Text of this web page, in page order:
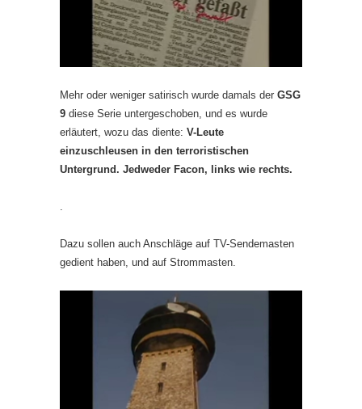
Mehr oder weniger satirisch wurde damals der GSG
9 diese Serie untergeschoben, und es wurde
erläutert, wozu das diente: V-Leute
einzuschleusen in den terroristischen
Untergrund. Jedweder Facon, links wie rechts.
Dazu sollen auch Anschläge auf TV-Sendemasten
gedient haben, und auf Strommasten.